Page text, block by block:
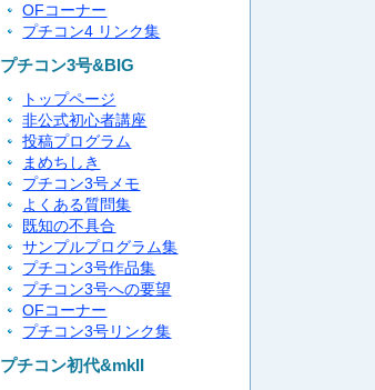
OFコーナー
プチコン4 リンク集
プチコン3号&BIG
トップページ
非公式初心者講座
投稿プログラム
まめちしき
プチコン3号メモ
よくある質問集
既知の不具合
サンプルプログラム集
プチコン3号作品集
プチコン3号への要望
OFコーナー
プチコン3号リンク集
プチコン初代&mkII